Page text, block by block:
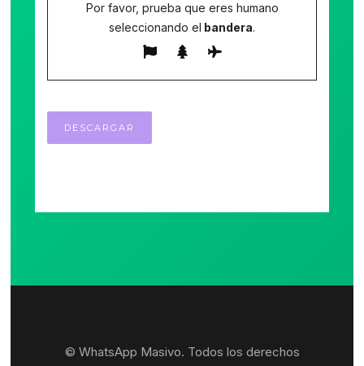
Por favor, prueba que eres humano
seleccionando el bandera.
© WhatsApp Masivo. Todos los derechos